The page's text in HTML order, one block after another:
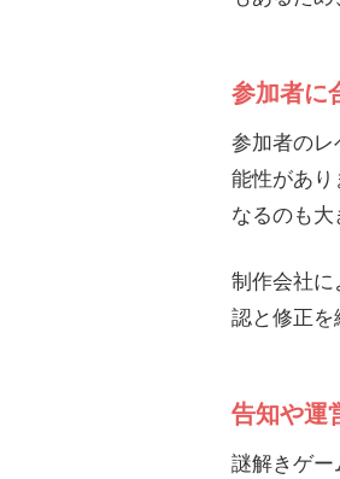
参加者に
参加者のレ
能性があり
なるのも大
制作会社に
認と修正を
告知や運
謎解きゲー